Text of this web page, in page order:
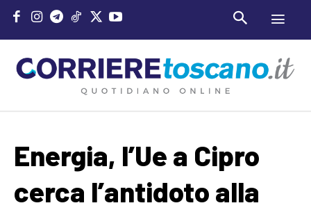
Energia, l’Ue a Cipro
cerca l’antidoto alla